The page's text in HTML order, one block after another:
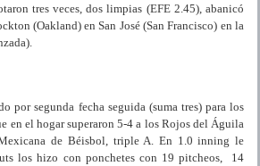
tres veces, dos limpias (EFE 2.45), abanicó
(Oakland) en San José (San Francisco) en la
por segunda fecha seguida (suma tres) para los
en el hogar superaron 5-4 a los Rojos del Águila
de Béisbol, triple A. En 1.0 inning le
los hizo con ponchetes con 19 pitcheos, 14